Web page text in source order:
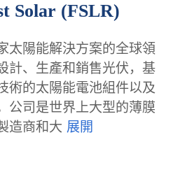
Solar (FSLR)
太陽能解決方案的全球領
計、生產和銷售光伏，基
術的太陽能電池組件以及
公司是世界上大型的薄膜
造商和大